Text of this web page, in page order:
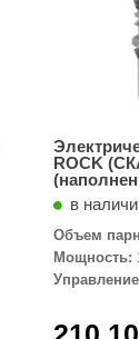
ROCK
в
Объем
Мощность: